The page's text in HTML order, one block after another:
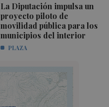
La Diputación impulsa un
proyecto piloto de
movilidad pública para los
municipios del interior
PLAZA